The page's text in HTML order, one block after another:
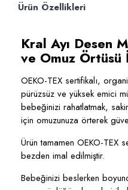
Ürün Özellikleri
Kral Ayı Desen
ve Omuz
OEKO-TEX sertifikalı,
pürüzsüz ve yüksek emici
bebeğinizi rahatlatmak,
için omuzunuza örterek
Ürün tamamen OEKO-TEX
bezden imal edilmiştir.
Bebeğinizi beslerken